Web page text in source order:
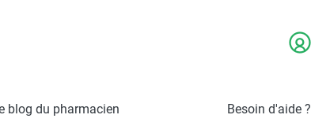
blog du pharmacien Besoin d'aide ?